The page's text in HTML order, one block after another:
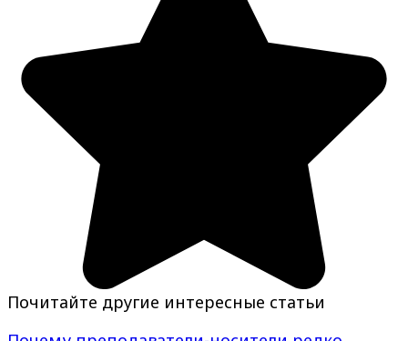
Почитайте другие интересные статьи